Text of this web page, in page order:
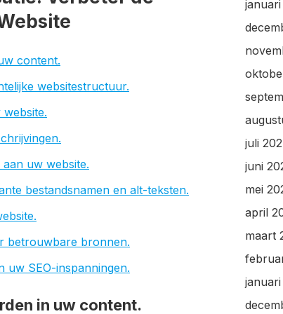
content.
websitestructuur.
uw website.
bestandsnamen en alt-teksten.
betrouwbare bronnen.
uw SEO-inspanningen.
in uw content.
juli
juni
mei
april
maart